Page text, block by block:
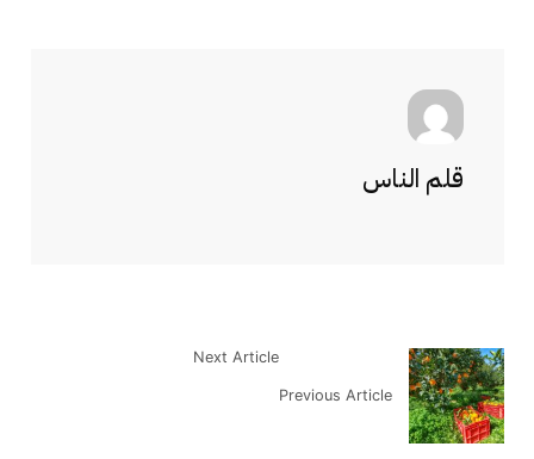
قلم الناس
Previous Article
Next Article